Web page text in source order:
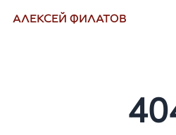
АЛЕКСЕЙ ФИЛАТОВ